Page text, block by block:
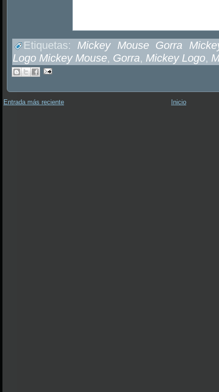
Etiquetas: Mickey Mouse Gorra
Logo Mickey Mouse, Gorra, Mickey Logo,
Entrada más reciente Inicio